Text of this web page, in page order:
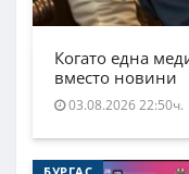
Когато една
вместо новини
03.08.2026 22:50ч.